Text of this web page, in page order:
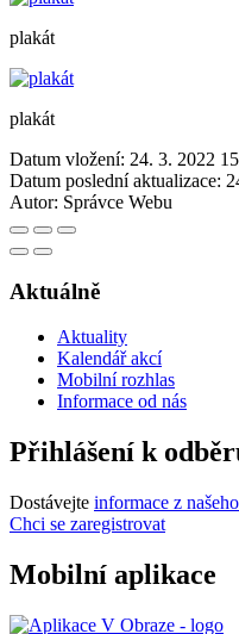
plakát
plakát
Datum vložení: 24. 3. 2022
Datum poslední aktualizace:
Autor: Správce Webu
Aktuálně
Aktuality
Kalendář akcí
Mobilní rozhlas
Informace od nás
Přihlášení k
Dostávejte informace z
Chci se zaregistrovat
Mobilní aplikace